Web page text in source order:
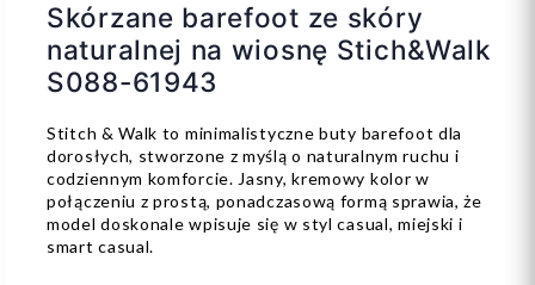
Skórzane barefoot ze skóry
naturalnej na wiosnę Stich&Walk
S088-61943
Stitch & Walk to minimalistyczne buty barefoot dla
dorosłych, stworzone z myślą o naturalnym ruchu i
codziennym komforcie. Jasny, kremowy kolor w
połączeniu z prostą, ponadczasową formą sprawia, że
model doskonale wpisuje się w styl casual, miejski i
smart casual.